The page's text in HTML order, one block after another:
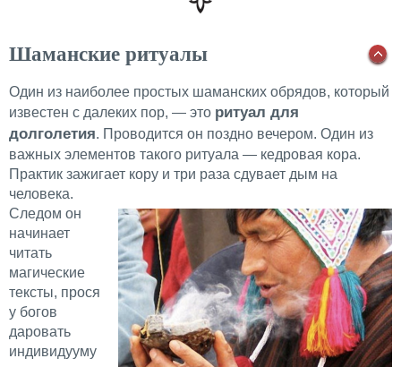
Шаманские ритуалы
Один из наиболее простых шаманских обрядов, который
известен с далеких пор, — это ритуал для
долголетия. Проводится он поздно вечером. Один из
важных элементов такого ритуала — кедровая кора.
Практик зажигает кору и три раза сдувает дым на
человека.
Следом он
начинает
читать
магические
тексты, прося
у богов
даровать
индивидууму